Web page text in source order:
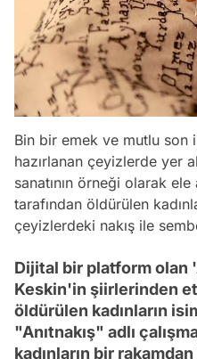
Bin bir emek ve mutlu son
hazırlanan çeyizlerde yer
sanatının örneği olarak
tarafından öldürülen
çeyizlerdeki nakış ile
Dijital bir platform olan
Keskin'in şiirlerinden
öldürülen kadınların
"Anıtnakış" adlı
kadınların bir rakamdan